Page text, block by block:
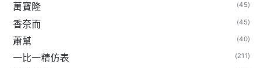
萬寶隆 (45)
香奈而 (45)
蕭幫 (40)
一比一精仿表 (211)